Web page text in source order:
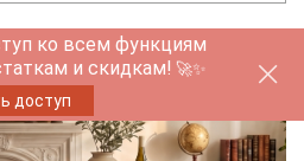
ко всем функциям
и скидкам! 🚀✨
доступ